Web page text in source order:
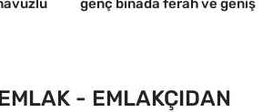
genç binada ferah ve geniş
- EMLAKÇIDAN